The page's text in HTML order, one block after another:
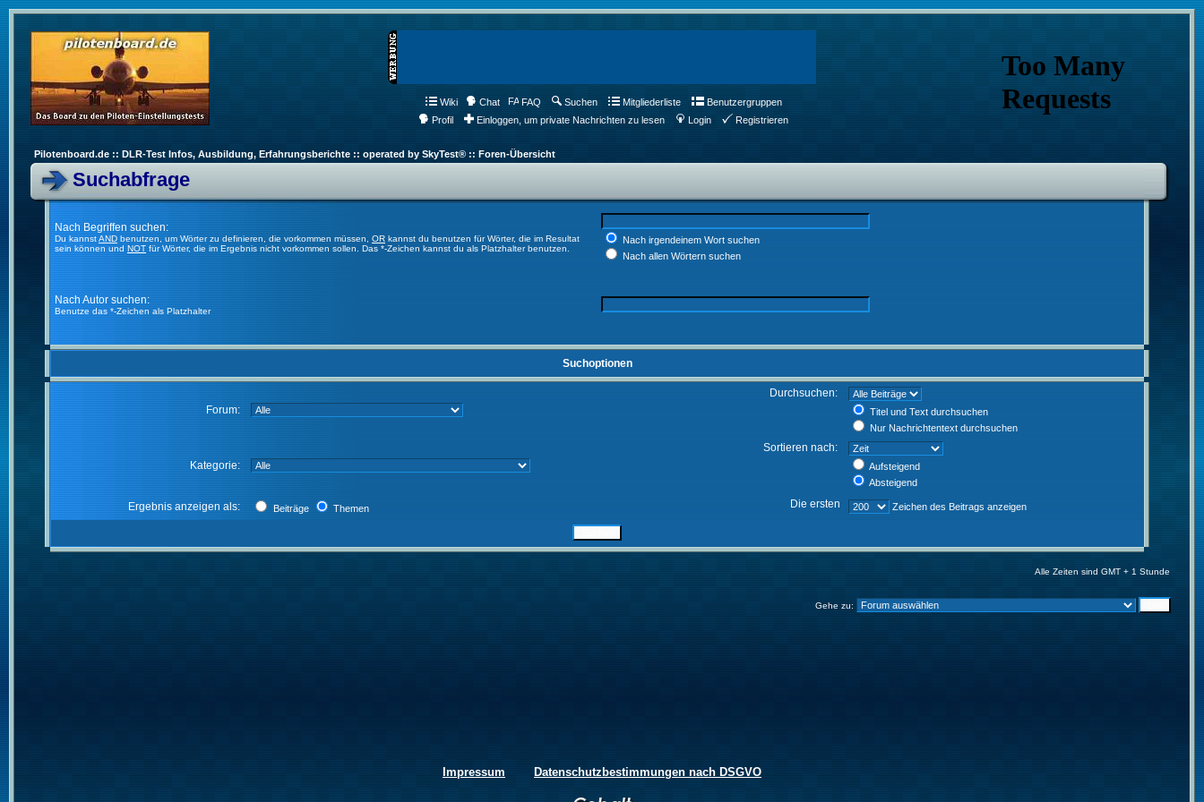
Wiki Chat FAQ Suchen Mitgliederliste
Benutzergruppen
Profil
Einloggen, um private Nachrichten zu lesen Login Registrieren
Pilotenboard.de :: DLR-Test Infos, Ausbildung, Erfahrungsberichte :: operated by SkyTest® :: Foren-Übersicht
Suchabfrage
Nach Begriffen suchen:
Du kannstAND benutzen, um Wörter zu definieren, die vorkommen müssen, OR kannst du benutzen für Wörter, die im Resultat
sein können und NOT für Wörter, die im Ergebnis nicht vorkommen sollen. Das *-Zeichen kannst du als Platzhalter benutzen.
Nach irgendeinem Wort suchen
Nach allen Wörtern suchen
Nach Autor suchen:
Benutze das *-Zeichen als Platzhalter
Suchoptionen
Forum:
Durchsuchen:
Titel und Text durchsuchen
Nur Nachrichtentext durchsuchen
Kategorie:
Sortieren nach:
Aufsteigend
Absteigend
Ergebnis anzeigen als: Beiträge Themen Die ersten Zeichen des Beitrags anzeigen
Alle Zeiten sind GMT + 1 Stunde
Gehe zu:
Impressum Datenschutzbestimmungen nach DSGVO